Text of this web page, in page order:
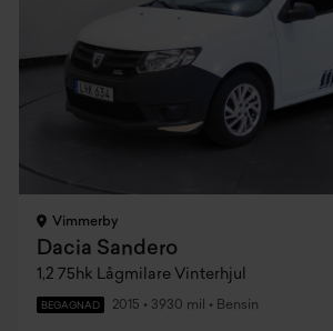
Vimmerby
Dacia Sandero
1,2 75hk Lågmilare Vinterhjul
BEGAGNAD 2015 • 3930 mil • Bensin